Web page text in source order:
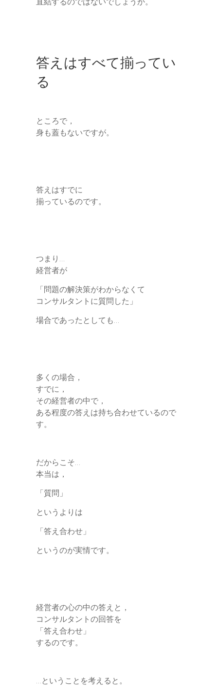
答えはすべて揃ってい
る
ところで，
身も蓋もないですが。
答えはすでに
揃っているのです。
つまり…
経営者が
「問題の解決策がわからなくて
コンサルタントに質問した」
場合であったとしても…
多くの場合，
すでに，
その経営者の中で，
ある程度の答えは持ち合わせているので
す。
だからこそ…
本当は，
「質問」
というよりは
「答え合わせ」
というのが実情です。
経営者の心の中の答えと，
コンサルタントの回答を
「答え合わせ」
するのです。
…ということを考えると。